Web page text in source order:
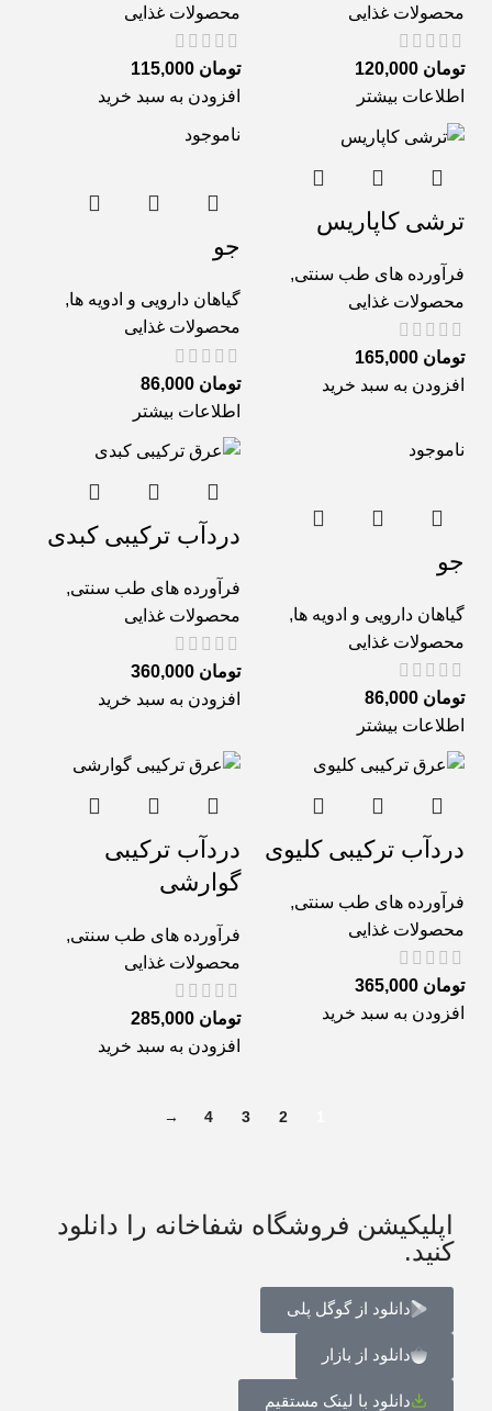
محصولات غذایی
تومان
اطلاعات بیشتر
محصولات غذایی
تومان
افزودن به سبد خرید
ترشی کاپاریس
فرآورده های طب سنتی,
محصولات غذایی
تومان
افزودن به سبد خرید
ناموجود
جو
گیاهان دارویی و ادویه ها,
محصولات غذایی
تومان
اطلاعات بیشتر
ناموجود
جو
گیاهان دارویی و ادویه ها,
محصولات غذایی
تومان
اطلاعات بیشتر
دردآب ترکیبی کبدی
فرآورده های طب سنتی,
محصولات غذایی
تومان
افزودن به سبد خرید
دردآب ترکیبی کلیوی
فرآورده های طب سنتی,
محصولات غذایی
تومان
افزودن به سبد خرید
دردآب ترکیبی
گوارشی
فرآورده های طب سنتی,
محصولات غذایی
تومان
افزودن به سبد خرید
2
3
4
→
اپلیکیشن فروشگاه شفاخانه را دانلود
کنید.
دانلود از گوگل پلی
دانلود از بازار
دانلود با لینک مستقیم